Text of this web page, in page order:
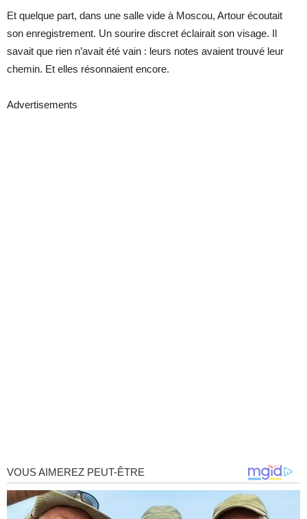
Et quelque part, dans une salle vide à Moscou, Artour écoutait
son enregistrement. Un sourire discret éclairait son visage. Il
savait que rien n’avait été vain : leurs notes avaient trouvé leur
chemin. Et elles résonnaient encore.
Advertisements